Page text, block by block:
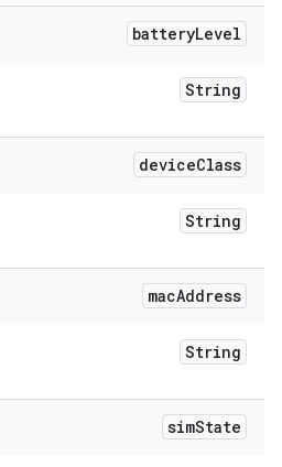
batteryLevel
String
deviceClass
String
macAddress
String
simState